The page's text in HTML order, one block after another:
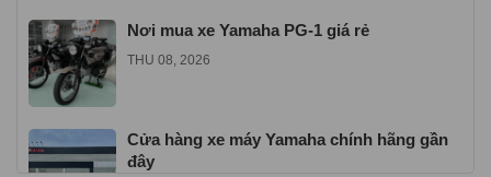
Nơi mua xe Yamaha PG-1 giá rẻ
THU 08, 2026
Cửa hàng xe máy Yamaha chính hãng gần
đây